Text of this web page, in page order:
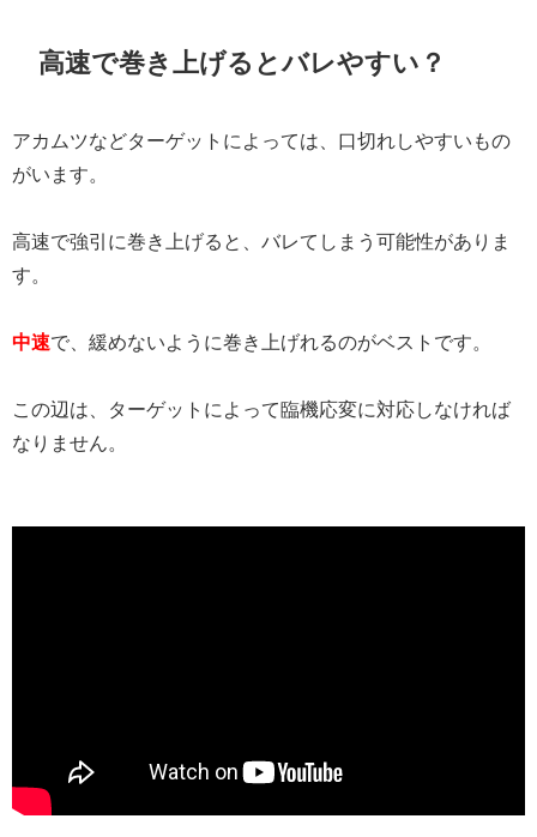
高速で巻き上げるとバレやすい？
アカムツなどターゲットによっては、口切れしやすいもの
がいます。
高速で強引に巻き上げると、バレてしまう可能性がありま
す。
中速で、緩めないように巻き上げれるのがベストです。
この辺は、ターゲットによって臨機応変に対応しなければ
なりません。